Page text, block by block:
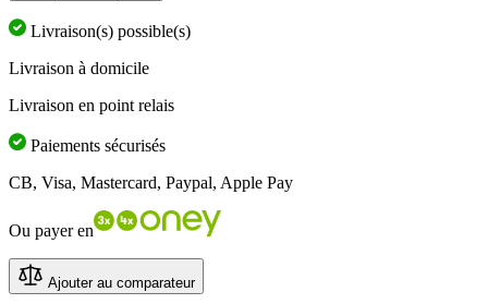
Livraison(s) possible(s)
Livraison à domicile
Livraison en point relais
Paiements sécurisés
CB, Visa, Mastercard, Paypal, Apple Pay
Ou payer en
Ajouter au comparateur